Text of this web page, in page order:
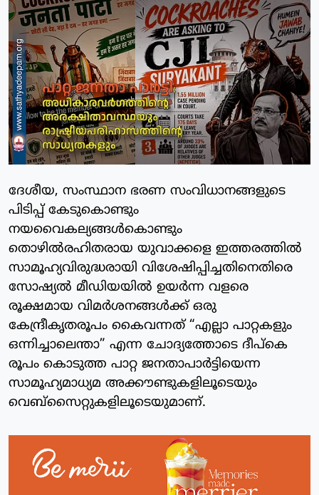
ദേശീയ, സംസ്ഥാന ഭരണ സംവിധാനങ്ങളുടെ
പിടിപ്പ് കേടുകൊണ്ടും
നയവൈകല്യങ്ങൾകൊണ്ടും
തൊഴിൽരഹിതരായ യുവാക്കളെ ഇത്തരത്തിൽ
സാമൂഹ്യവിരുദ്ധരായി വിശേഷിപ്പിച്ചതിനെതിരെ
സോഷ്യൽ മീഡിയയിൽ ഉയർന്ന വളരെ
രൂക്ഷമായ വിമർശനങ്ങൾക്ക് ഒരു
കേന്ദ്രീകൃതരൂപം കൈവന്നത് “എല്ലാ പാറ്റകളും
ഒന്നിച്ചാലെന്താ” എന്ന ചോദ്യത്തോടെ ദീപ്കെ
രൂപം കൊടുത്ത പാറ്റ ജനതാപാർട്ടിയെന്ന
സാമൂഹ്യമാധ്യമ അക്കൗണ്ടുകളിലൂടെയും
വെബ്സൈറ്റുകളിലൂടെയുമാണ്.